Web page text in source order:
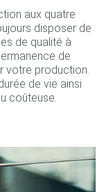
aux quatre
disposer de
de qualité à
de
votre production.
de vie ainsi
coûteuse.